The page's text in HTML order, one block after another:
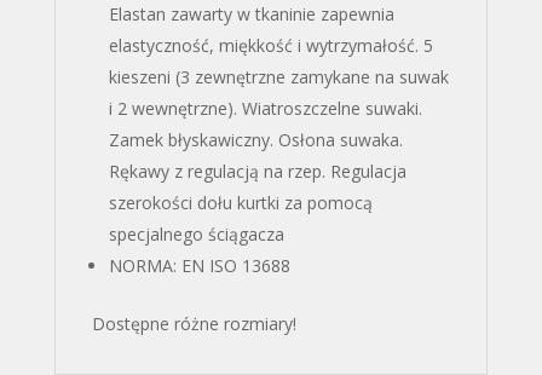
Elastan zawarty w tkaninie zapewnia
elastyczność, miękkość i wytrzymałość. 5
kieszeni (3 zewnętrzne zamykane na suwak
i 2 wewnętrzne). Wiatroszczelne suwaki.
Zamek błyskawiczny. Osłona suwaka.
Rękawy z regulacją na rzep. Regulacja
szerokości dołu kurtki za pomocą
specjalnego ściągacza
NORMA: EN ISO 13688
Dostępne różne rozmiary!